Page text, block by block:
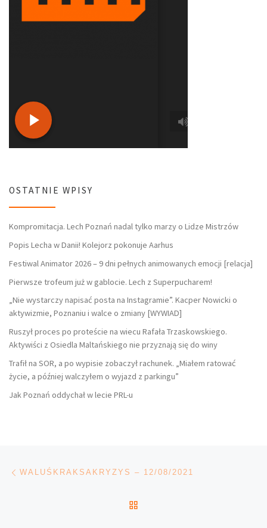
OSTATNIE WPISY
Kompromitacja. Lech Poznań nadal tylko marzy o Lidze Mistrzów
Popis Lecha w Danii! Kolejorz pokonuje Aarhus
Festiwal Animator 2026 – 9 dni pełnych animowanych emocji [relacja]
Pierwsze trofeum już w gablocie. Lech z Superpucharem!
„Nie wystarczy napisać posta na Instagramie”. Kacper Nowicki o
aktywizmie, Poznaniu i walce o zmiany [WYWIAD]
Ruszył proces po proteście na wiecu Rafała Trzaskowskiego.
Aktywiści z Osiedla Maltańskiego nie przyznają się do winy
Trafił na SOR, a po wypisie zobaczył rachunek. „Miałem ratować
życie, a później walczyłem o wyjazd z parkingu”
Jak Poznań oddychał w lecie PRL-u
Nawigacja wpisu
WALUŚKRAKSAKRYZYS – 12/08/2021